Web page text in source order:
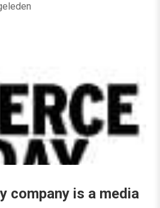
company is a media